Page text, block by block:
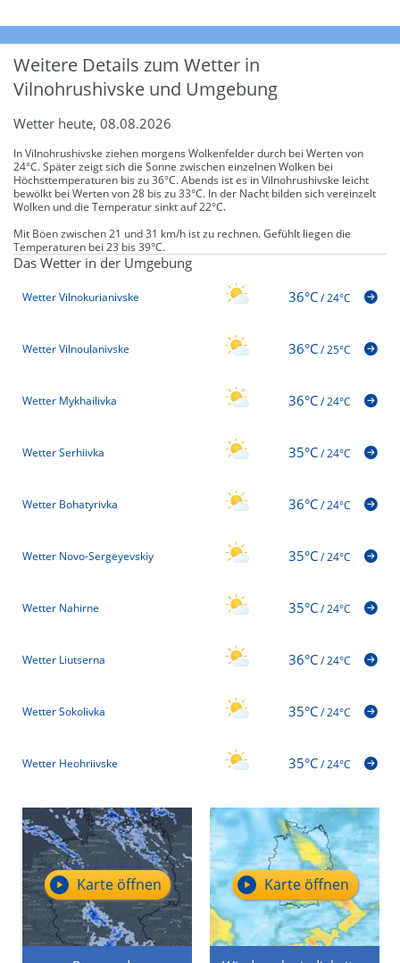
Weitere Details zum Wetter in
Vilnohrushivske und Umgebung
Wetter heute, 08.08.2026
In Vilnohrushivske ziehen morgens Wolkenfelder durch bei Werten von
24°C. Später zeigt sich die Sonne zwischen einzelnen Wolken bei
Höchsttemperaturen bis zu 36°C. Abends ist es in Vilnohrushivske leicht
bewölkt bei Werten von 28 bis zu 33°C. In der Nacht bilden sich vereinzelt
Wolken und die Temperatur sinkt auf 22°C.
Mit Böen zwischen 21 und 31 km/h ist zu rechnen. Gefühlt liegen die
Temperaturen bei 23 bis 39°C.
Das Wetter in der Umgebung
Wetter Vilnokurianivske 36°C/24°C
Wetter Vilnoulanivske 36°C/25°C
Wetter Mykhailivka 36°C/24°C
Wetter Serhiivka 35°C/24°C
Wetter Bohatyrivka 36°C/24°C
Wetter Novo-Sergeyevskiy 35°C/24°C
Wetter Nahirne 35°C/24°C
Wetter Liutserna 36°C/24°C
Wetter Sokolivka 35°C/24°C
Wetter Heohriivske 35°C/24°C
Karte öffnen Karte öffnen